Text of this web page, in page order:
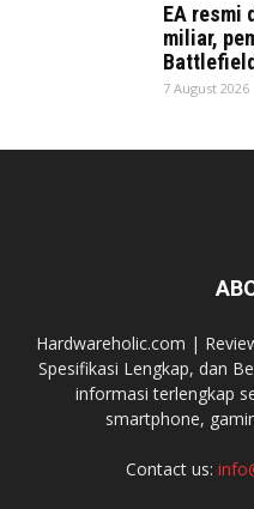
EA resmi
miliar,
7 August 2026
Hardwareholic.com |
Spesifikasi Lengkap, dan
informasi terlengkap
smartphone,
Contact us: